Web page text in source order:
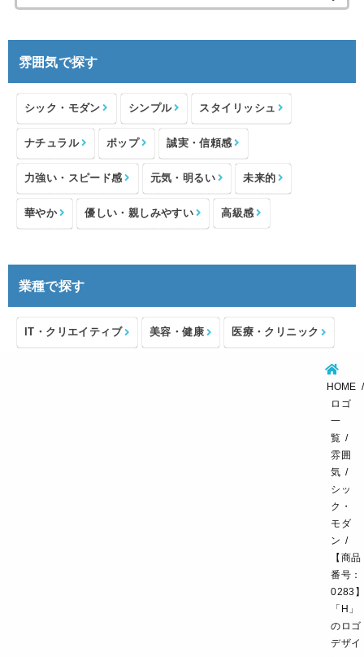
索:
雰囲気で探す
シック・モダン シンプル スタイリッシュ
ナチュラル ポップ 誠実・信頼感
力強い・スピード感 元気・明るい 未来的
華やか 優しい・親しみやすい 高級感
業種で探す
IT・クリエイティブ 美容・健康 医療・クリニック
HOME
ロゴ
一
覧
雰囲
気
シッ
ク・
モダ
ン
【商品
番号：
0283】
「H」
のロゴ
デザイ